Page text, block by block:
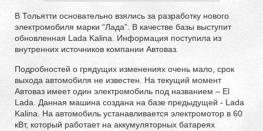
В Тольятти основательно взялись за разработку нового
электромобиля марки “Лада”. В качестве базы выступит
обновленная Lada Kalina. Информация поступила из
внутренних источников компании Автоваз.
Подробностей о грядущих изменениях очень мало, срок
выхода автомобиля не известен. На текущий момент
Автоваз имеет один электромобиль под названием – El
Lada. Данная машина создана на базе предыдущей - Lada
Kalina. На автомобиль устанавливается электромотор в 60
кВт, который работает на аккумуляторных батареях